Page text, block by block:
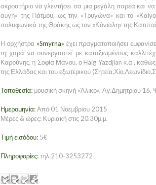
ακροατήριο να γλεντήσει σα μια μεγάλη παρέα και
αυγή» της Πάτμου, ως την «Τρυγώνα» και το
πολυφωνικά της Θράκης ως τον «Κόνιαλη» της
Η ορχήστρα «Smyrna» έχει πραγματοποιήσει
τη χαρά να συνεργαστεί με καταξιωμένους
Καρούνης, η Σοφία Μάνου, ο Haig Yazdjian κ.α , καθώς
της Ελλάδας και του εξωτερικού
Τοποθεσία: μουσική σκηνή «Άλικο», Αγ.Δημητρίου 16,
Ημερομηνία:Από 01 Νοεμβρίου 2015
Μέρες & ώρες: Κυριακή στις 20.30μ.μ.
Τιμή εισόδου: 5€
Πληροφορίες:τηλ.210-3253272